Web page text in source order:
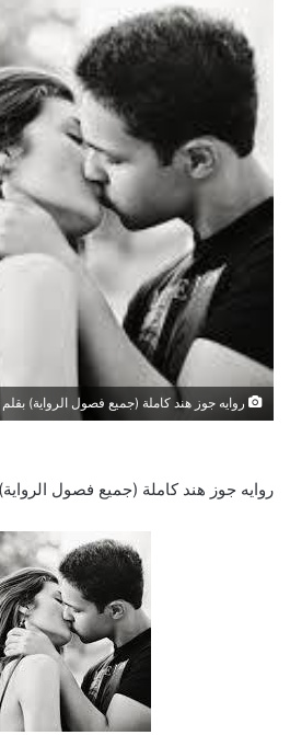
روايه جوز هند كاملة (جميع فصول الرواية) بقلم
روايه جوز هند كاملة (جميع فصول